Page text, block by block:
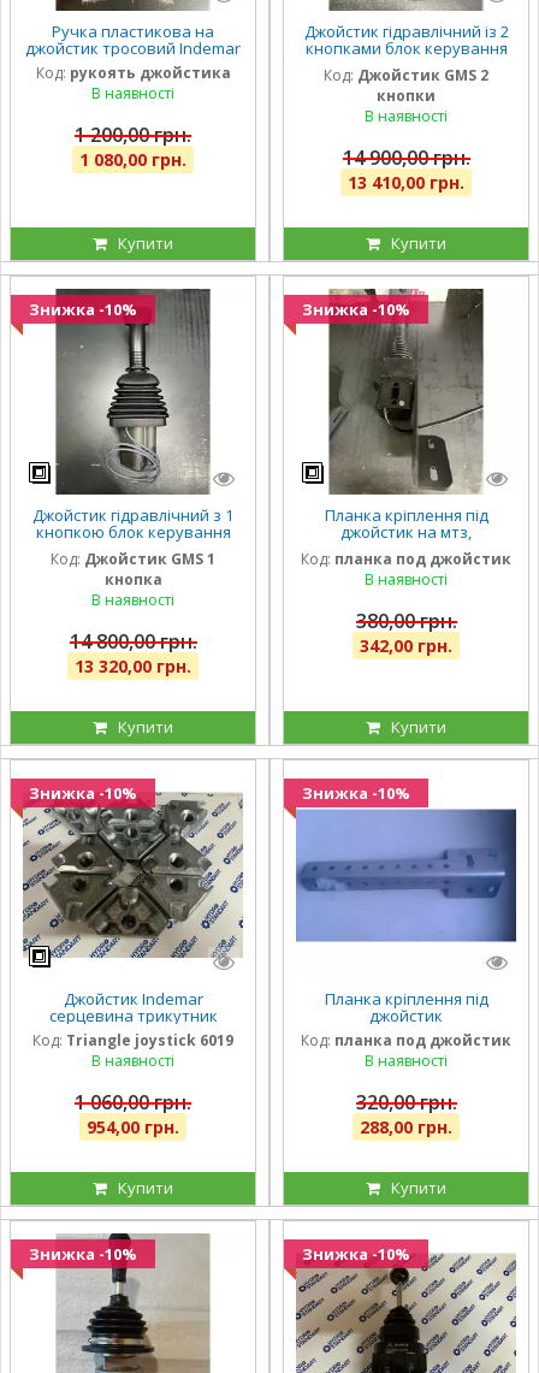
Ручка пластикова на
джойстик тросовий Indemar
Код: рукоять джойстика
В наявності
1 200,00 грн.
1 080,00 грн.
Купити
Джойстик гідравлічний із 2
кнопками блок керування
імпортний (ВМН-100)
Код: Джойстик GMS 2
кнопки
В наявності
14 900,00 грн.
13 410,00 грн.
Купити
Знижка -10%
Джойстик гідравлічний з 1
кнопкою блок керування
імпортний (ВМН-100)
Код: Джойстик GMS 1
кнопка
В наявності
14 800,00 грн.
13 320,00 грн.
Купити
Знижка -10%
Планка кріплення під
джойстик на мтз,
навантажувач, кун.
новинка
Код: планка под джойстик
В наявності
380,00 грн.
342,00 грн.
Купити
Знижка -10%
Джойстик Indemar
серцевина трикутник
Код: Triangle joystick 6019
В наявності
1 060,00 грн.
954,00 грн.
Купити
Знижка -10%
Планка кріплення під
джойстик
Код: планка под джойстик
В наявності
320,00 грн.
288,00 грн.
Купити
Знижка -10% Знижка -10%